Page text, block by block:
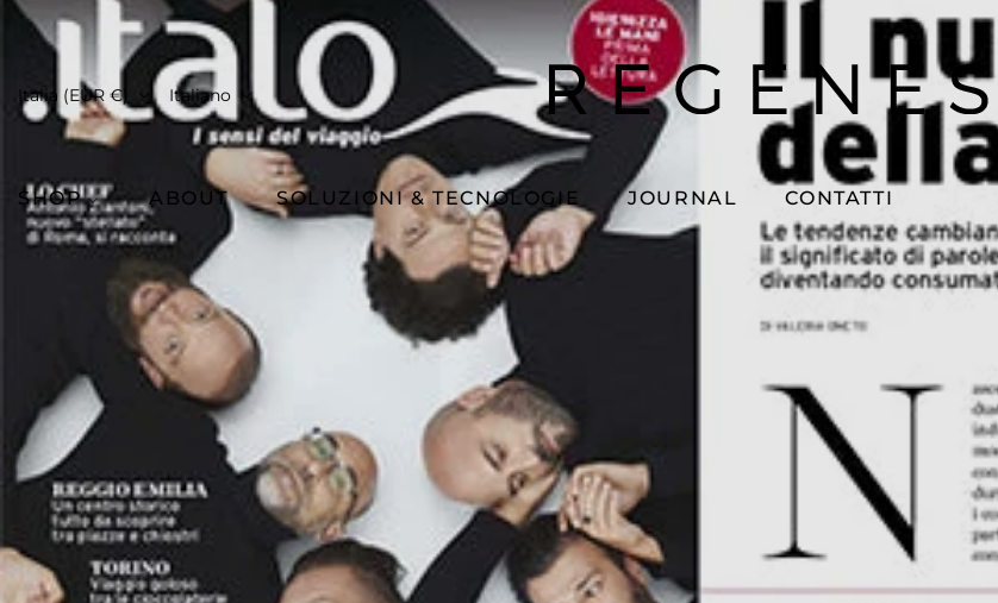
Italia (EUR €) Italiano
SHOP ABOUT SOLUZIONI & TECNOLOGIE JOURNAL CONTATTI